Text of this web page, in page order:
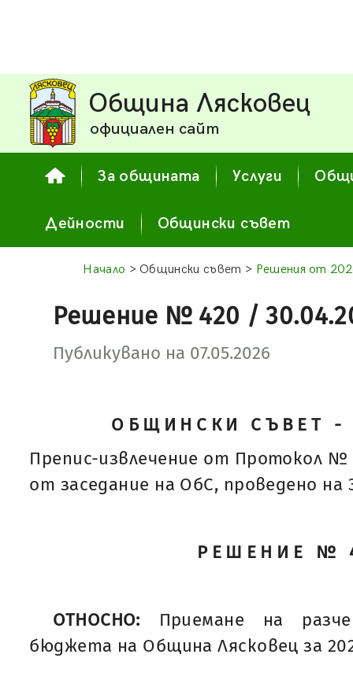
Община Лясковец
официален сайт
За общината Услуги
Дейности Общински съвет
Начало > Общински съвет > Решения от
Решение № 420 /
Публикувано на 07.05.2026
ОБЩИНСКИ СЪВЕТ -
Препис-извлечение от Протокол №
от заседание на ОбС, проведено на
РЕШЕНИЕ №
ОТНОСНО: Приемане на
бюджета на Община Лясковец за